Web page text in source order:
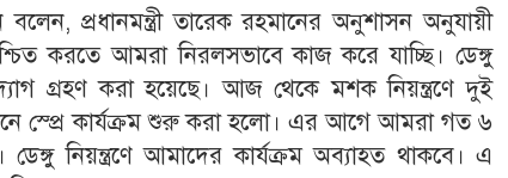
প্রধানমন্ত্রী তারেক রহমানের অনুশাসন অনুযায়ী
করতে আমরা নিরলসভাবে কাজ করে যাচ্ছি। ডেঙ্গু
গ্রহণ করা হয়েছে। আজ থেকে মশক নিয়ন্ত্রণে দুই
স্প্রে কার্যক্রম শুরু করা হলো। এর আগে আমরা গত ৬
নিয়ন্ত্রণে আমাদের কার্যক্রম অব্যাহত থাকবে। এ